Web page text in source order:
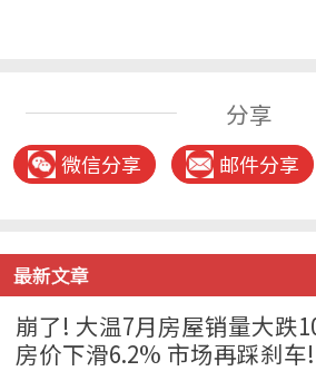
分享
微信分享 邮件分享
最新文章
崩了! 大温7月房屋销量大跌
房价下滑6.2% 市场再踩刹车!